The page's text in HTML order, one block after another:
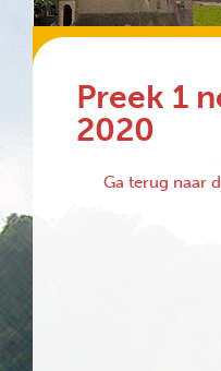
Preek 1
2020
Ga terug naar